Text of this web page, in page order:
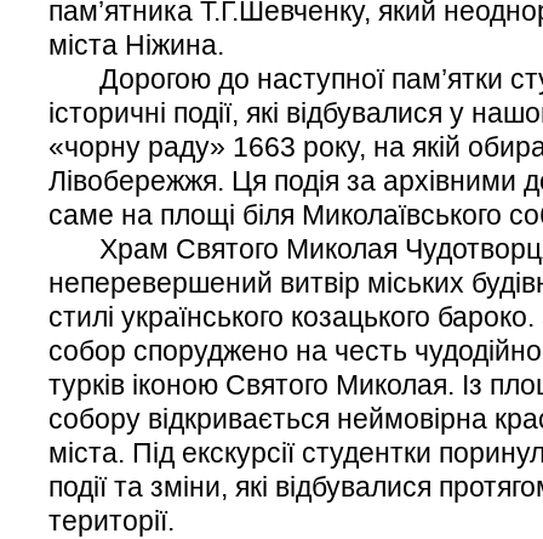
пам’ятника Т.Г.Шевченку, який
міста Ніжина.
Дорогою до наступної пам’ятки
історичні події, які відбувалися у
«чорну раду» 1663 року, на якій
Лівобережжя. Ця подія за архівними
саме на площі біля Миколаївського
Храм Святого Миколая Чудотворця
неперевершений витвір міських
стилі українського козацького
собор споруджено на честь
турків іконою Святого Миколая. Із
собору відкривається неймовірна
міста. Під екскурсії студентки
події та зміни, які відбувалися
території.